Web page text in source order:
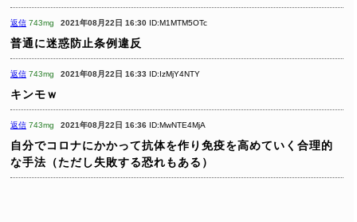
返信 743mg 2021年08月22日 16:30 ID:M1MTM5OTc
普通に迷惑防止条例違反
返信 743mg 2021年08月22日 16:33 ID:IzMjY4NTY
キンモｗ
返信 743mg 2021年08月22日 16:36 ID:MwNTE4MjA
自分でコロナにかかって抗体を作り免疫を高めていく合理的
な手法（ただし失敗する恐れもある）